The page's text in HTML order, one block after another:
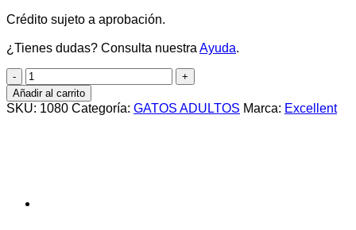
Crédito sujeto a aprobación.
¿Tienes dudas? Consulta nuestra Ayuda.
EXCELLENT
CAT
STERILIZED
X
Añadir al carrito
SKU: 1080 Categoría: GATOS ADULTOS Marca: Excellent